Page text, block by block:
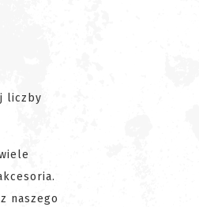
liczby
naszego